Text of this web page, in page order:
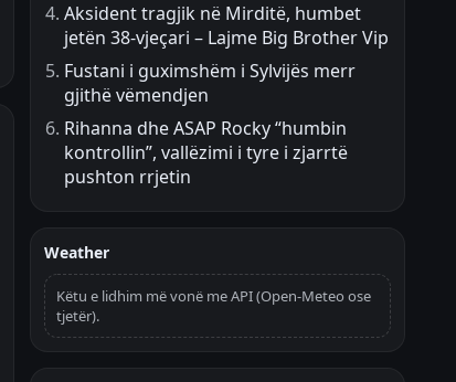
Aksident tragjik në Mirditë, humbet
jetën 38-vjeçari – Lajme Big Brother Vip
Fustani i guximshëm i Sylvijës merr
gjithë vëmendjen
Rihanna dhe ASAP Rocky “humbin
kontrollin”, vallëzimi i tyre i zjarrtë
pushton rrjetin
Weather
Këtu e lidhim më vonë me API (Open-Meteo ose
tjetër).